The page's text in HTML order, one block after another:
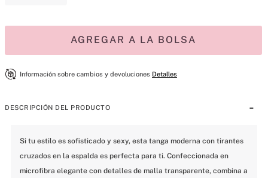
AGREGAR A LA BOLSA
Información sobre cambios y devoluciones Detalles
DESCRIPCIÓN DEL PRODUCTO
Si tu estilo es sofisticado y sexy, esta tanga moderna con tirantes
cruzados en la espalda es perfecta para ti. Confeccionada en
microfibra elegante con detalles de malla transparente, combina a